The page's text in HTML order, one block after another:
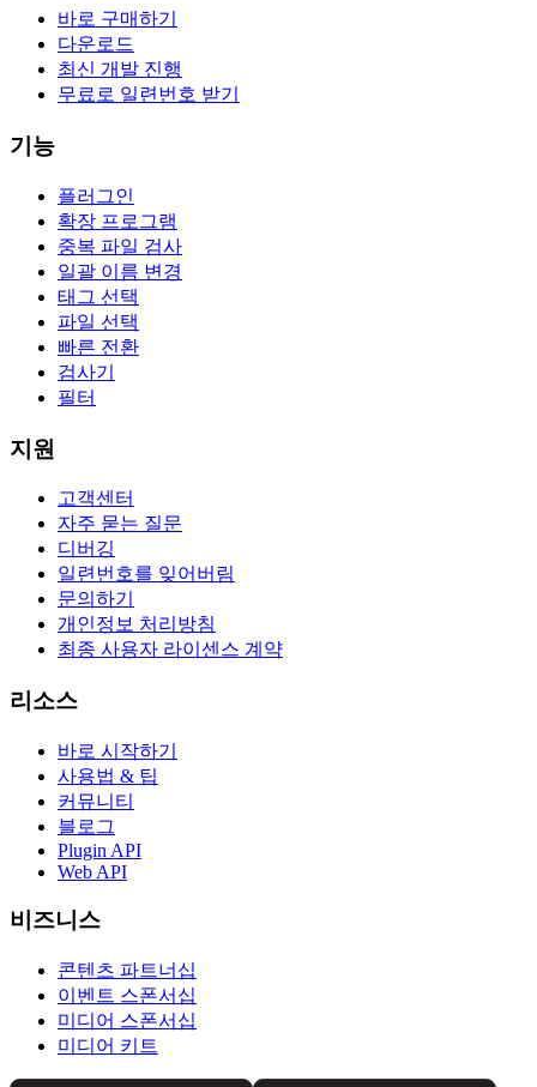
바로 구매하기
다운로드
최신 개발 진행
무료로 일련번호 받기
기능
플러그인
확장 프로그램
중복 파일 검사
일괄 이름 변경
태그 선택
파일 선택
빠른 전환
검사기
필터
지원
고객센터
자주 묻는 질문
디버깅
일련번호를 잊어버림
문의하기
개인정보 처리방침
최종 사용자 라이센스 계약
리소스
바로 시작하기
사용법 & 팁
커뮤니티
블로그
Plugin API
Web API
비즈니스
콘텐츠 파트너십
이벤트 스폰서십
미디어 스폰서십
미디어 키트